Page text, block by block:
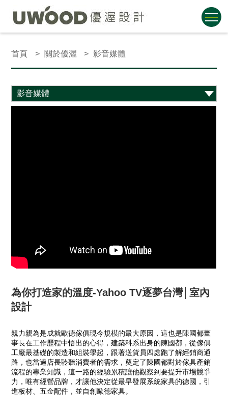
首頁 關於優渥 影音媒體
為你打造家的溫度-Yahoo TV逐夢台灣│室內
設計
親力親為是成就歐德傢俱現今規模的最大原因，這也是陳國都董
事長在工作歷程中悟出的心得，建築科系出身的陳國都，從傢俱
工廠最基礎的製造和組裝學起，跟著送貨員四處跑了解經銷商通
路，也當過店長聆聽消費者的需求，奠定了陳國都對於傢具產銷
流程的專業知識，這一路的經驗累積讓他觀察到要提升市場競爭
力，唯有經營品牌，才讓他決定從最早發展系統家具的德國，引
進板材、五金配件，並自創歐德家具。